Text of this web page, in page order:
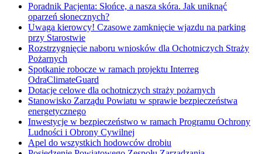
Poradnik Pacjenta: Słońce, a nasza skóra. Jak uniknąć
oparzeń słonecznych?
Uwaga kierowcy! Czasowe zamknięcie wjazdu na parking
przy Starostwie
Rozstrzygnięcie naboru wniosków dla Ochotniczych Straży
Pożarnych
Spotkanie robocze w ramach projektu Interreg
OdraClimateGuard
Dotacje celowe dla ochotniczych straży pożarnych
Stanowisko Zarządu Powiatu w sprawie bezpieczeństwa
energetycznego
Inwestycje w bezpieczeństwo w ramach Programu Ochrony
Ludności i Obrony Cywilnej
Apel do wszystkich hodowców drobiu